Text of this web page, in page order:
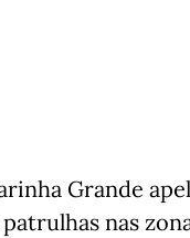
Grande
nas